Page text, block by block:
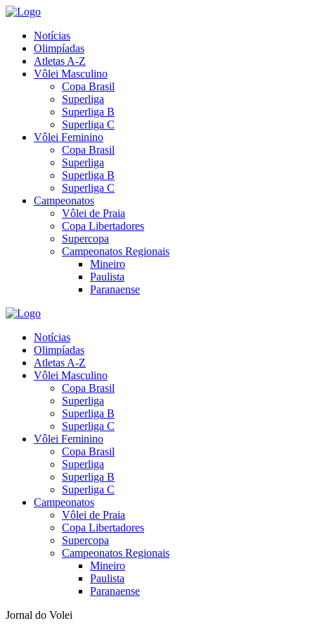
Notícias
Olimpíadas
Atletas A-Z
Vôlei Masculino
Copa Brasil
Superliga
Superliga B
Superliga C
Vôlei Feminino
Copa Brasil
Superliga
Superliga B
Superliga C
Campeonatos
Vôlei de Praia
Copa Libertadores
Supercopa
Campeonatos Regionais
Mineiro
Paulista
Paranaense
Notícias
Olimpíadas
Atletas A-Z
Vôlei Masculino
Copa Brasil
Superliga
Superliga B
Superliga C
Vôlei Feminino
Copa Brasil
Superliga
Superliga B
Superliga C
Campeonatos
Vôlei de Praia
Copa Libertadores
Supercopa
Campeonatos Regionais
Mineiro
Paulista
Paranaense
Jornal do Volei